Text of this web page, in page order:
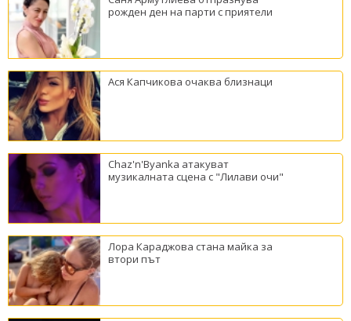
рожден ден на парти с приятели
Ася Капчикова очаква близнаци
Chaz'n'Byanka атакуват
музикалната сцена с "Лилави очи"
Лора Караджова стана майка за
втори път